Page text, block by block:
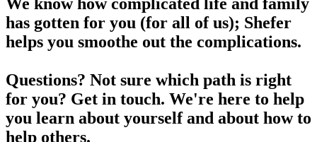
has gotten for you (for all of us); Shefer
helps you smoothe out the complications.
Questions? Not sure which path is right
for you? Get in touch. We're here to help
you learn about yourself and about how to
help others.